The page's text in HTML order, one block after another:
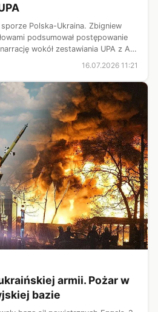
Polska-Ukraina. Zbigniew
podsumował postępowanie
wokół zestawiania UPA z AK.
16.07.2026 11:21
armii. Pożar w
bazie